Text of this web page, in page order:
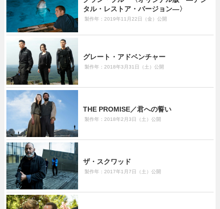
タル・レストア・バージョン―〉
製作年：2019年11月22日（金）公開
グレート・アドベンチャー
製作年：2018年3月31日（土）公開
THE PROMISE／君への誓い
製作年：2018年2月3日（土）公開
ザ・スクワッド
製作年：2017年1月7日（土）公開